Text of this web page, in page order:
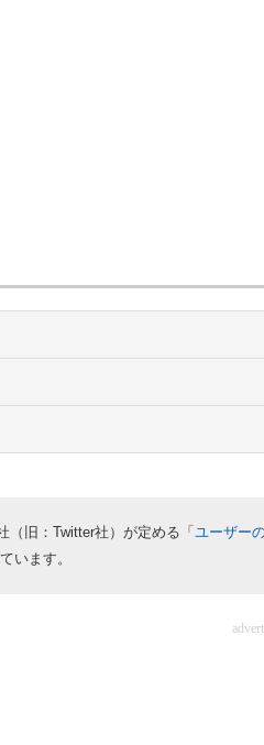
（旧：Twitter社）が定める「 ユーザー
います。